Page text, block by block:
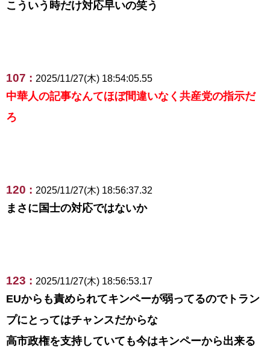
こういう時だけ対応早いの笑う
107 : 2025/11/27(木) 18:54:05.55
中華人の記事なんてほぼ間違いなく共産党の指示だ
ろ
120 : 2025/11/27(木) 18:56:37.32
まさに国士の対応ではないか
123 : 2025/11/27(木) 18:56:53.17
EUからも責められてキンペーが弱ってるのでトラン
プにとってはチャンスだからな
高市政権を支持していても今はキンペーから出来る